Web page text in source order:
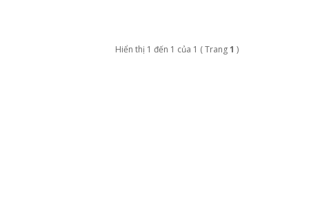
Hiển thị 1 đến 1 của 1 ( Trang1 )